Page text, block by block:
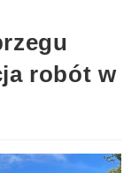
robót w